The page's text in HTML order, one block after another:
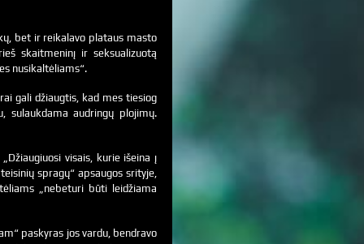
bet ir reikalavo plataus masto
skaitmeninį ir seksualizuotą
nusikaltėliams“.
gali džiaugtis, kad mes tiesiog
sulaukdama audringų plojimų.
visais, kurie išeina į
spragų“ apsaugos srityje,
„nebeturi būti leidžiama
paskyras jos vardu, bendravo